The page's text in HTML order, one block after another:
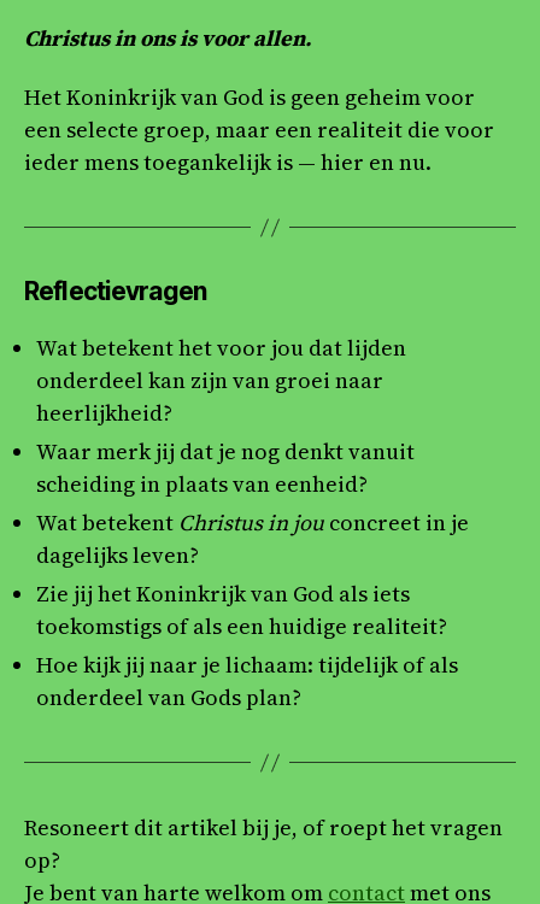
Christus in ons is voor allen.
Het Koninkrijk van God is geen geheim voor
een selecte groep, maar een realiteit die voor
ieder mens toegankelijk is — hier en nu.
Reflectievragen
Wat betekent het voor jou dat lijden
onderdeel kan zijn van groei naar
heerlijkheid?
Waar merk jij dat je nog denkt vanuit
scheiding in plaats van eenheid?
Wat betekent Christus in jou concreet in je
dagelijks leven?
Zie jij het Koninkrijk van God als iets
toekomstigs of als een huidige realiteit?
Hoe kijk jij naar je lichaam: tijdelijk of als
onderdeel van Gods plan?
Resoneert dit artikel bij je, of roept het vragen
op?
Je bent van harte welkom om contactmet ons